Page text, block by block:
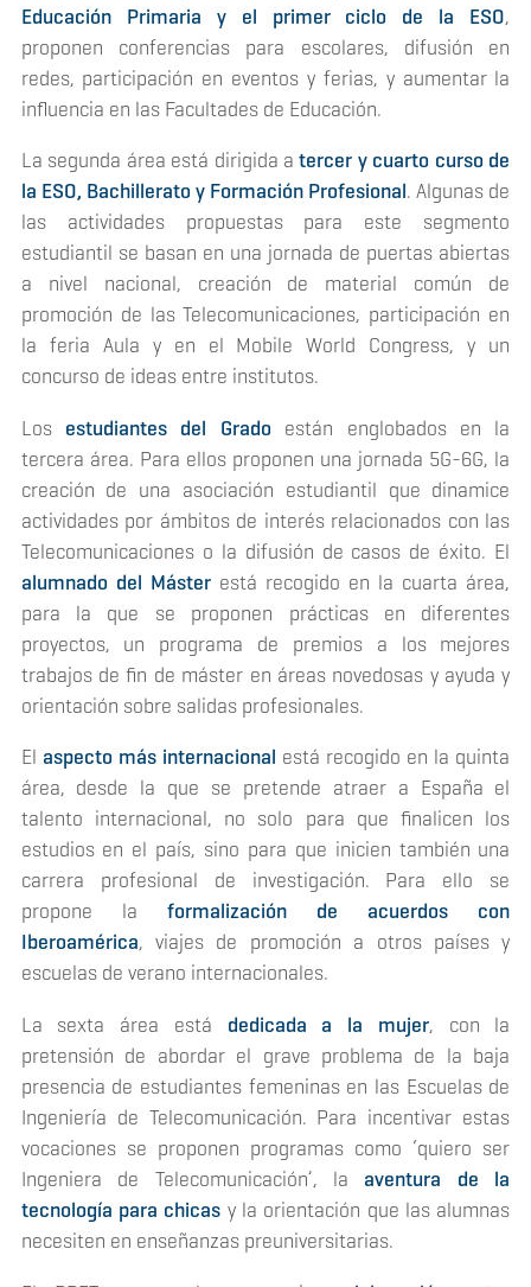
Educación Primaria y el primer ciclo de la ESO,
proponen conferencias para escolares, difusión en
redes, participación en eventos y ferias, y aumentar la
influencia en las Facultades de Educación.
La segunda área está dirigida atercer y cuarto curso de
la ESO, Bachillerato y Formación Profesional. Algunas de
las actividades propuestas para este segmento
estudiantil se basan en una jornada de puertas abiertas
a nivel nacional, creación de material común de
promoción de las Telecomunicaciones, participación en
la feria Aula y en el Mobile World Congress, y un
concurso de ideas entre institutos.
Los estudiantes del Grado están englobados en la
tercera área. Para ellos proponen una jornada 5G-6G, la
creación de una asociación estudiantil que dinamice
actividades por ámbitos de interés relacionados con las
Telecomunicaciones o la difusión de casos de éxito. El
alumnado del Másterestá recogido en la cuarta área,
para la que se proponen prácticas en diferentes
proyectos, un programa de premios a los mejores
trabajos de fin de máster en áreas novedosas y ayuda y
orientación sobre salidas profesionales.
El aspecto más internacional está recogido en la quinta
área, desde la que se pretende atraer a España el
talento internacional, no solo para que finalicen los
estudios en el país, sino para que inicien también una
carrera profesional de investigación. Para ello se
propone la formalización de acuerdos con
Iberoamérica, viajes de promoción a otros países y
escuelas de verano internacionales.
La sexta área está dedicada a la mujer, con la
pretensión de abordar el grave problema de la baja
presencia de estudiantes femeninas en las Escuelas de
Ingeniería de Telecomunicación. Para incentivar estas
vocaciones se proponen programas como ‘quiero ser
Ingeniera de Telecomunicación’, la aventura de la
tecnología para chicas y la orientación que las alumnas
necesiten en enseñanzas preuniversitarias.